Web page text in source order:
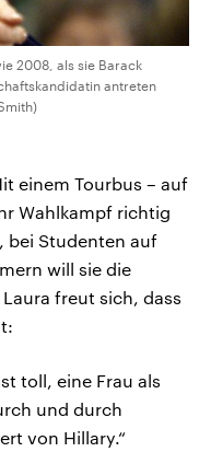
2008, als sie Barack
antreten
einem Tourbus – auf
Wahlkampf richtig
bei Studenten auf
will sie die
freut sich, dass
toll, eine Frau als
und durch
von Hillary.“